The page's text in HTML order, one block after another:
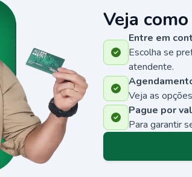
Veja
Entre em
Escolha se
atendente.
Veja as
Pague por
Para garantir